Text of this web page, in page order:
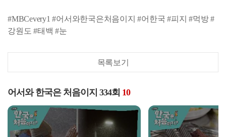
#MBCevery1 #어서와한국은처음이지 #어한국 #피지 #먹방 #
강원도 #태백 #눈
목록보기
어서와 한국은 처음이지 334회 10